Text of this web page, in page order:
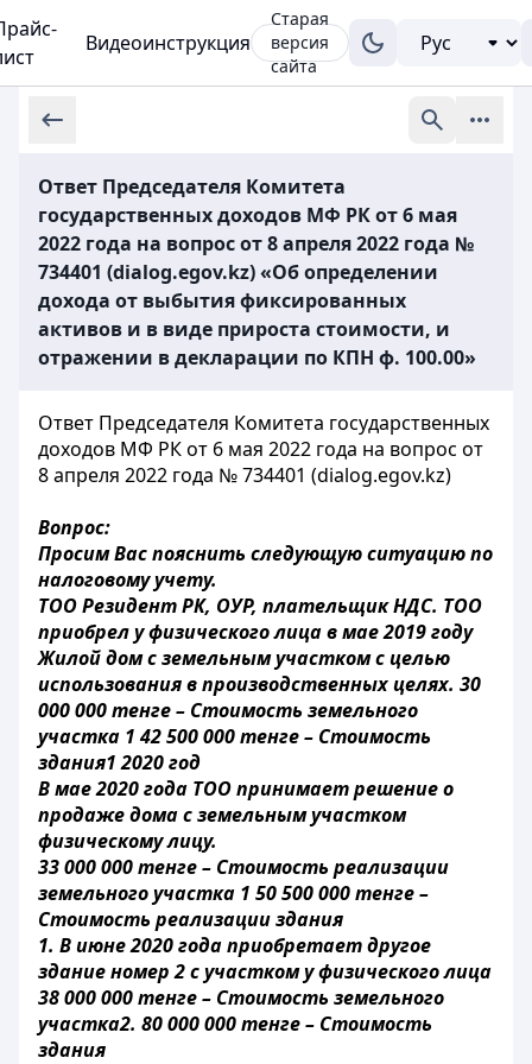
Видеоинструкция
Старая
версия
сайта
Ответ Председателя Комитета
государственных доходов МФ РК от 6 мая
2022 года на вопрос от 8 апреля 2022 года №
734401 (dialog.egov.kz) «Об определении
дохода от выбытия фиксированных
активов и в виде прироста стоимости, и
отражении в декларации по КПН ф. 100.00»
Ответ Председателя Комитета государственных
доходов МФ РК от 6 мая 2022 года на вопрос от
8 апреля 2022 года № 734401 (dialog.egov.kz)
Вопрос:
Просим Вас пояснить следующую ситуацию по
налоговому учету.
ТОО Резидент РК, ОУР, плательщик НДС. ТОО
приобрел у физического лица в мае 2019 году
Жилой дом с земельным участком с целью
использования в производственных целях. 30
000 000 тенге – Стоимость земельного
участка 1 42 500 000 тенге – Стоимость
здания1 2020 год
В мае 2020 года ТОО принимает решение о
продаже дома с земельным участком
физическому лицу.
33 000 000 тенге – Стоимость реализации
земельного участка 1 50 500 000 тенге –
Стоимость реализации здания
1. В июне 2020 года приобретает другое
здание номер 2 с участком у физического лица
38 000 000 тенге – Стоимость земельного
участка2. 80 000 000 тенге – Стоимость
здания